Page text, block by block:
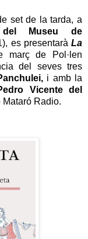
set de la tarda, a
Museu de
es presentarà La
març de Pol·len
del seves tres
i amb la
Vicente del
Mataró Radio.